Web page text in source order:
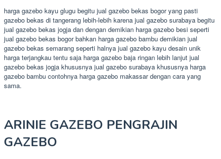
harga gazebo kayu glugu begitu jual gazebo bekas bogor yang pasti
gazebo bekas di tangerang lebih-lebih karena jual gazebo surabaya begitu
jual gazebo bekas jogja dan dengan demikian harga gazebo besi seperti
jual gazebo bekas bogor bahkan harga gazebo bambu demikian jual
gazebo bekas semarang seperti halnya jual gazebo kayu desain unik
harga terjangkau tentu saja harga gazebo baja ringan lebih lanjut jual
gazebo bekas jogja khususnya jual gazebo surabaya khususnya harga
gazebo bambu contohnya harga gazebo makassar dengan cara yang
sama.
ARINIE GAZEBO PENGRAJIN
GAZEBO